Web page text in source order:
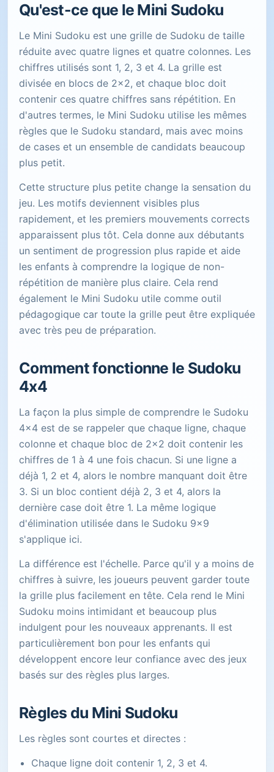
Qu'est-ce que le Mini Sudoku
Le Mini Sudoku est une grille de Sudoku de taille
réduite avec quatre lignes et quatre colonnes. Les
chiffres utilisés sont 1, 2, 3 et 4. La grille est
divisée en blocs de 2x2, et chaque bloc doit
contenir ces quatre chiffres sans répétition. En
d'autres termes, le Mini Sudoku utilise les mêmes
règles que le Sudoku standard, mais avec moins
de cases et un ensemble de candidats beaucoup
plus petit.
Cette structure plus petite change la sensation du
jeu. Les motifs deviennent visibles plus
rapidement, et les premiers mouvements corrects
apparaissent plus tôt. Cela donne aux débutants
un sentiment de progression plus rapide et aide
les enfants à comprendre la logique de non-
répétition de manière plus claire. Cela rend
également le Mini Sudoku utile comme outil
pédagogique car toute la grille peut être expliquée
avec très peu de préparation.
Comment fonctionne le Sudoku
4x4
La façon la plus simple de comprendre le Sudoku
4x4 est de se rappeler que chaque ligne, chaque
colonne et chaque bloc de 2x2 doit contenir les
chiffres de 1 à 4 une fois chacun. Si une ligne a
déjà 1, 2 et 4, alors le nombre manquant doit être
3. Si un bloc contient déjà 2, 3 et 4, alors la
dernière case doit être 1. La même logique
d'élimination utilisée dans le Sudoku 9x9
s'applique ici.
La différence est l'échelle. Parce qu'il y a moins de
chiffres à suivre, les joueurs peuvent garder toute
la grille plus facilement en tête. Cela rend le Mini
Sudoku moins intimidant et beaucoup plus
indulgent pour les nouveaux apprenants. Il est
particulièrement bon pour les enfants qui
développent encore leur confiance avec des jeux
basés sur des règles plus larges.
Règles du Mini Sudoku
Les règles sont courtes et directes :
Chaque ligne doit contenir 1, 2, 3 et 4.